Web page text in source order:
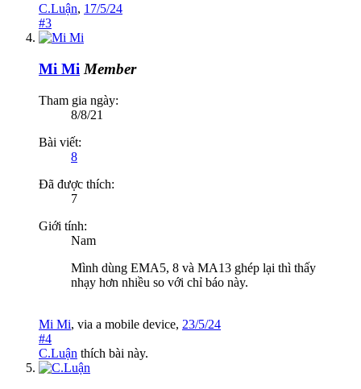
C.Luận, 17/5/24
#3
Mi Mi Member
Tham gia ngày:
8/8/21
Bài viết:
8
Đã được thích:
7
Giới tính:
Nam
Mình dùng EMA5, 8 và MA13 ghép lại thì thấy
nhạy hơn nhiều so với chỉ báo này.
Mi Mi, via a mobile device, 23/5/24
#4
C.Luận thích bài này.